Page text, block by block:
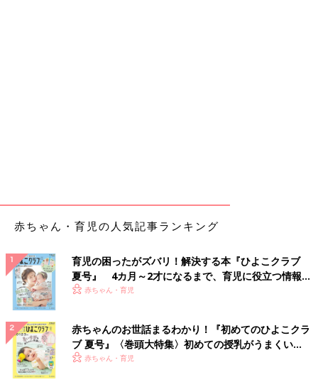
7ヶ月になった娘は紙が大好き。 すぐに回転して紙を触りたがり
ます！
★
●編集部コメント
この笑顔がたまらないですね！！
ひよこクラブ “夏を休もうキャンペーン”
赤ちゃんが誕生して、初めて迎える夏。 年々、
過酷さを増す暑さに加え、今年は新型コロナウ
赤ちゃん・育児の人気記事ランキング
育児の困ったがズバリ！解決する本『ひよこクラブ
夏号』 4カ月～2才になるまで、育児に役立つ情報が
いっぱい！
赤ちゃん・育児
赤ちゃんのお世話まるわかり！『初めてのひよこクラ
ブ 夏号』〈巻頭大特集〉初めての授乳がうまくい
く！ おっぱい・ミルクの基本と夏のトラブル 解決テ
赤ちゃん・育児